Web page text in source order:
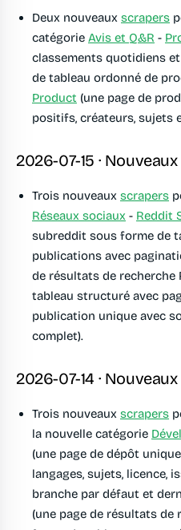
Deux nouveaux scrapers
catégorie Avis et Q&R -
classements quotidiens
de tableau ordonné de
Product (une page de
positifs, créateurs, sujets
2026-07-15 ·
Trois nouveaux scrapers
Réseaux sociaux - Reddit
subreddit sous forme de
publications avec
de résultats de recherche
tableau structuré avec
publication unique avec
complet).
2026-07-14 ·
Trois nouveaux scrapers
la nouvelle catégorie
(une page de dépôt
langages, sujets, licence,
branche par défaut et
(une page de résultats de